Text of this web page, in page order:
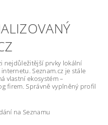
nejdůležitější prvky lokální
Seznam.cz je stále
vlastní ekosystém –
firem. Správně vyplněný profil
na Seznamu